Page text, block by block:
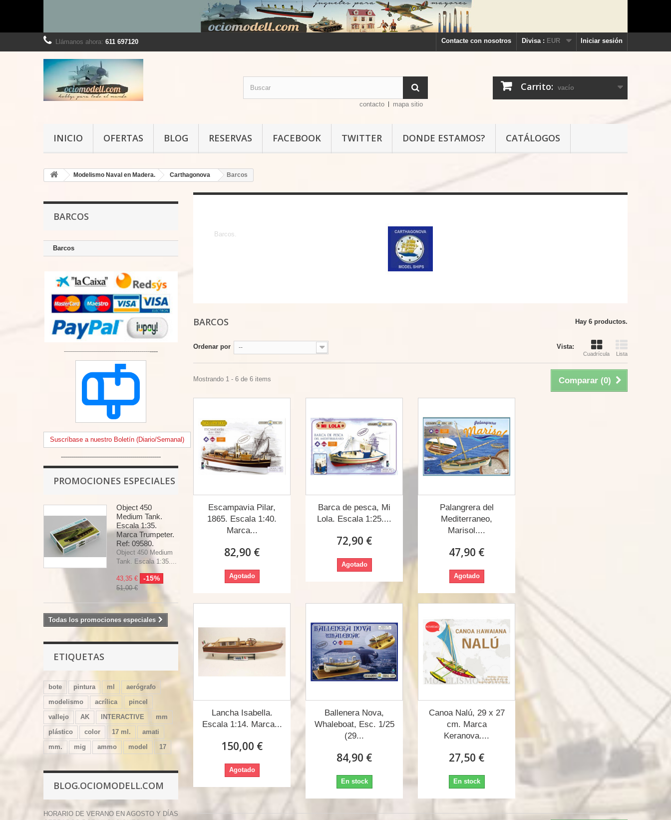
Iniciar sesión
Divisa : EUR
Contacte con nosotros
Llámanos ahora: 611 697120
Carrito: vacío
contacto mapa sitio
INICIO OFERTAS BLOG RESERVAS FACEBOOK TWITTER DONDE ESTAMOS? CATÁLOGOS
Modelismo Naval en Madera. Carthagonova Barcos
BARCOS
Barcos
-----------------------------------------------
Suscríbase a nuestro Boletín (Diario/Semanal)
--------------------------------------------------
PROMOCIONES ESPECIALES
Object 450
Medium Tank.
Escala 1:35.
Marca Trumpeter.
Ref: 09580.
Object 450 Medium
Tank. Escala 1:35....
43,35 € -15%
51,00 €
Todas los promociones especiales
ETIQUETAS
bote pintura ml
aerógrafo
modelismo
acrílica
pincel
vallejo
AK INTERACTIVE
mm
plástico
color 17 ml.
amati
mm.
mig ammo model 17
BLOG.OCIOMODELL.COM
HORARIO DE VERANO EN AGOSTO Y DÍAS
Barcos.
BARCOS Hay 6 productos.
Vista:
Cuadrícula Lista
Ordenar por --
Comparar (0)
Mostrando 1 - 6 de 6 items
Escampavia Pilar,
1865. Escala 1:40.
Marca...
82,90 €
Agotado
Barca de pesca, Mi
Lola. Escala 1:25....
72,90 €
Agotado
Palangrera del
Mediterraneo,
Marisol....
47,90 €
Agotado
Lancha Isabella.
Escala 1:14. Marca...
150,00 €
Agotado
Ballenera Nova,
Whaleboat, Esc. 1/25
(29...
84,90 €
En stock
Canoa Nalú, 29 x 27
cm. Marca
Keranova....
27,50 €
En stock